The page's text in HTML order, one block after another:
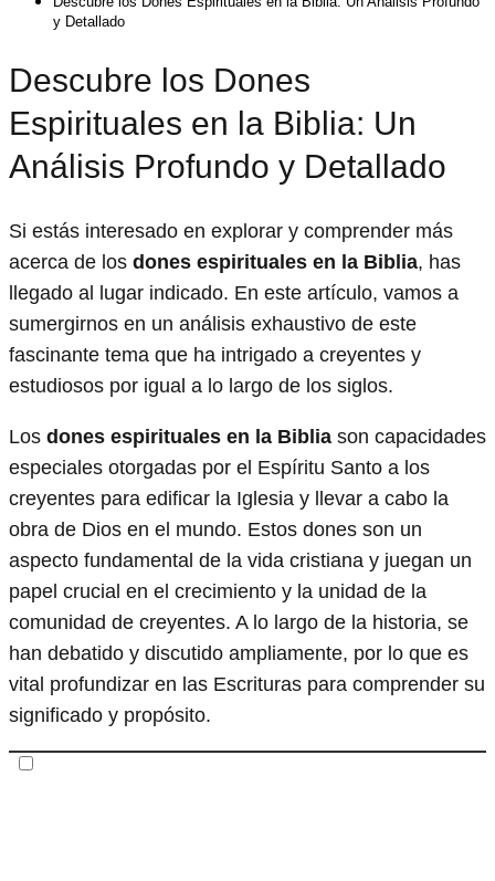
y Detallado
Descubre los Dones
Espirituales en la Biblia: Un
Análisis Profundo y Detallado
Si estás interesado en explorar y comprender más
acerca de los dones espirituales en la Biblia, has
llegado al lugar indicado. En este artículo, vamos a
sumergirnos en un análisis exhaustivo de este
fascinante tema que ha intrigado a creyentes y
estudiosos por igual a lo largo de los siglos.
Los dones espirituales en la Biblia son capacidades
especiales otorgadas por el Espíritu Santo a los
creyentes para edificar la Iglesia y llevar a cabo la
obra de Dios en el mundo. Estos dones son un
aspecto fundamental de la vida cristiana y juegan un
papel crucial en el crecimiento y la unidad de la
comunidad de creyentes. A lo largo de la historia, se
han debatido y discutido ampliamente, por lo que es
vital profundizar en las Escrituras para comprender su
significado y propósito.